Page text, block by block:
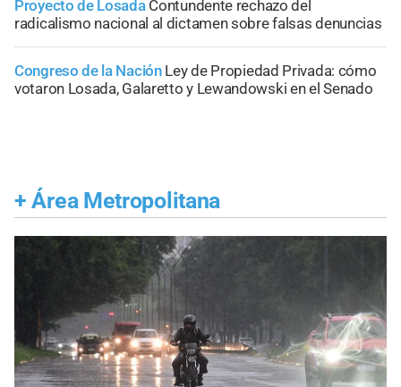
Proyecto de Losada Contundente rechazo del
radicalismo nacional al dictamen sobre falsas denuncias
Congreso de la Nación Ley de Propiedad Privada: cómo
votaron Losada, Galaretto y Lewandowski en el Senado
+ Área Metropolitana